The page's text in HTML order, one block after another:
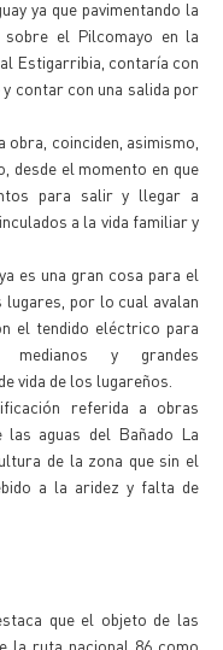
ya que pavimentando la
el Pilcomayo en la
Estigarribia, contaría con
contar con una salida por
coinciden, asimismo,
desde el momento en que
para salir y llegar a
a la vida familiar y
es una gran cosa para el
lugares, por lo cual avalan
el tendido eléctrico para
medianos y grandes
vida de los lugareños.
referida a obras
las aguas del Bañado La
de la zona que sin el
a la aridez y falta de
que el objeto de las
la ruta nacional 86 como